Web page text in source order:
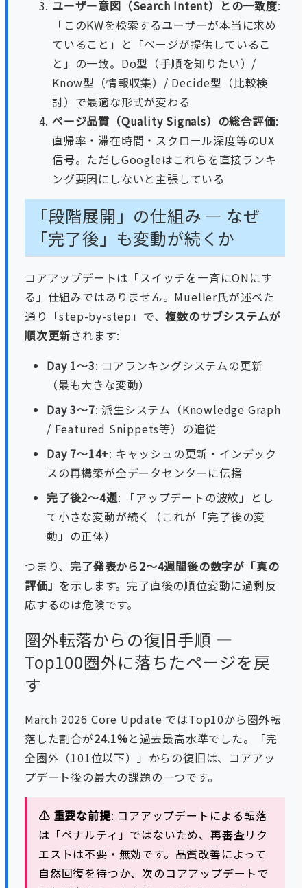
ユーザー意図（Search Intent）との一致度:
「このKWを検索するユーザーが本当に求め
ていること」と「ページが提供しているこ
と」の一致。Do型（手順を知りたい）/
Know型（情報収集）/ Decide型（比較検
討）で最適な形式が変わる
ページ品質（Quality Signals）の総合評価:
直帰率・滞在時間・スクロール深度等のUX
信号。ただしGoogleはこれらを直接ランキ
ング要因にしないと主張している
「段階展開」の仕組み — なぜ
「完了後」も変動が続くか
コアアップデートは「スイッチを一斉にONにす
る」仕組みではありません。Mueller氏が述べた
通り「step-by-step」で、複数のサブシステムが
順次更新されます:
Day 1〜3: コアランキングシステムの更新
（最も大きな変動）
Day 3〜7: 派生システム（Knowledge Graph
/ Featured Snippets等）の追従
Day 7〜14+: キャッシュの更新・インデック
スの再構築が全データセンターに伝播
完了後2〜4週: 「アップデートの波紋」とし
て小さな変動が続く（これが「完了後の変
動」の正体）
つまり、完了発表から2〜4週間後の数字が「真の
評価」 を示します。完了直後の順位変動に過剰反
応するのは危険です。
圏外転落からの復旧手順 —
Top100圏外に落ちたページを戻
す
March 2026 Core Update ではTop10から圏外転
落した割合が24.1%と過去最高水準でした。「完
全圏外（101位以下）」からの復旧は、コアアッ
プデート後の最大の課題の一つです。
⚠️ 重要な前提: コアアップデートによる転落
は「ペナルティ」ではないため、再審査リク
エストは不要・無効です。品質改善によって
自然回復を待つか、次のコアアップデートで